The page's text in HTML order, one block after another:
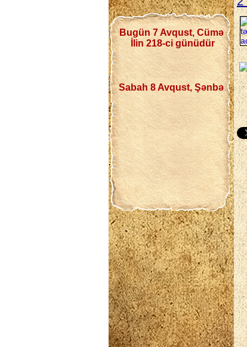
Bugün 7 Avqust, Cümə
İlin 218-ci günüdür
Sabah 8 Avqust, Şənbə